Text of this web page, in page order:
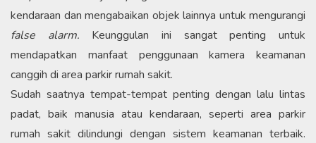
kendaraan dan mengabaikan objek lainnya untuk mengurangi
false alarm. Keunggulan ini sangat penting untuk
mendapatkan manfaat penggunaan kamera keamanan
canggih di area parkir rumah sakit.
Sudah saatnya tempat-tempat penting dengan lalu lintas
padat, baik manusia atau kendaraan, seperti area parkir
rumah sakit dilindungi dengan sistem keamanan terbaik.